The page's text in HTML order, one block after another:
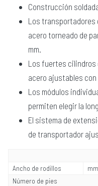
Construcción
Los transportadores
acero torneado de
mm.
Los fuertes cilindros
acero ajustables
Los módulos
permiten elegir la
El sistema de
de transportador
Ancho de rodillos
mm
Número de pies